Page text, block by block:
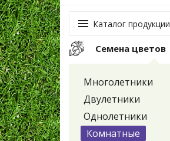
Каталог продукции
Семена цветов
Многолетники
Двулетники
Однолетники
Комнатные